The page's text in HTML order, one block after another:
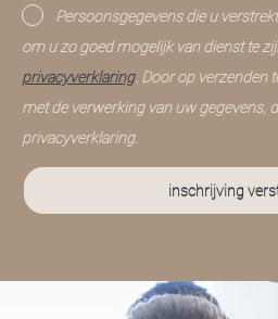
Persoonsgegevens die u
om u zo goed mogelijk van dienst te
privacyverklaring. Door op verzenden
met de verwerking van uw gegevens,
privacyverklaring.
inschrijving